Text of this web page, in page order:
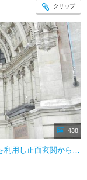
クリップ
438
天候に恵まれたのでダブルデッカーを利用し正面玄関から入館した。それはともかく、前回、最もシビれた展示物のタペストリーがお目当てだったが、他にも展示されていた織物の点数が予想していた以上に多くて、その全てを観てまわる事は出来